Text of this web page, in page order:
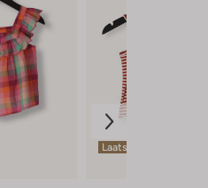
Laatste items